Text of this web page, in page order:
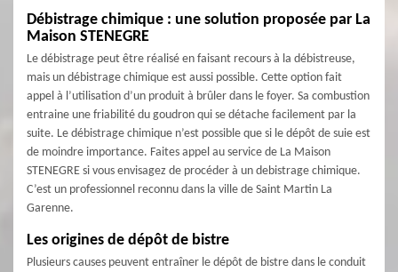
Débistrage chimique : une solution proposée par La
Maison STENEGRE
Le débistrage peut être réalisé en faisant recours à la débistreuse,
mais un débistrage chimique est aussi possible. Cette option fait
appel à l’utilisation d’un produit à brûler dans le foyer. Sa combustion
entraine une friabilité du goudron qui se détache facilement par la
suite. Le débistrage chimique n’est possible que si le dépôt de suie est
de moindre importance. Faites appel au service de La Maison
STENEGRE si vous envisagez de procéder à un debistrage chimique.
C’est un professionnel reconnu dans la ville de Saint Martin La
Garenne.
Les origines de dépôt de bistre
Plusieurs causes peuvent entraîner le dépôt de bistre dans le conduit